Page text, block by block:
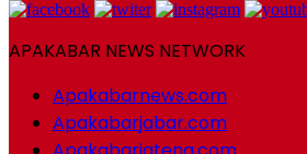
APAKABAR NEWS NETWORK
Apakabarnews.com
Apakabarjabar.com